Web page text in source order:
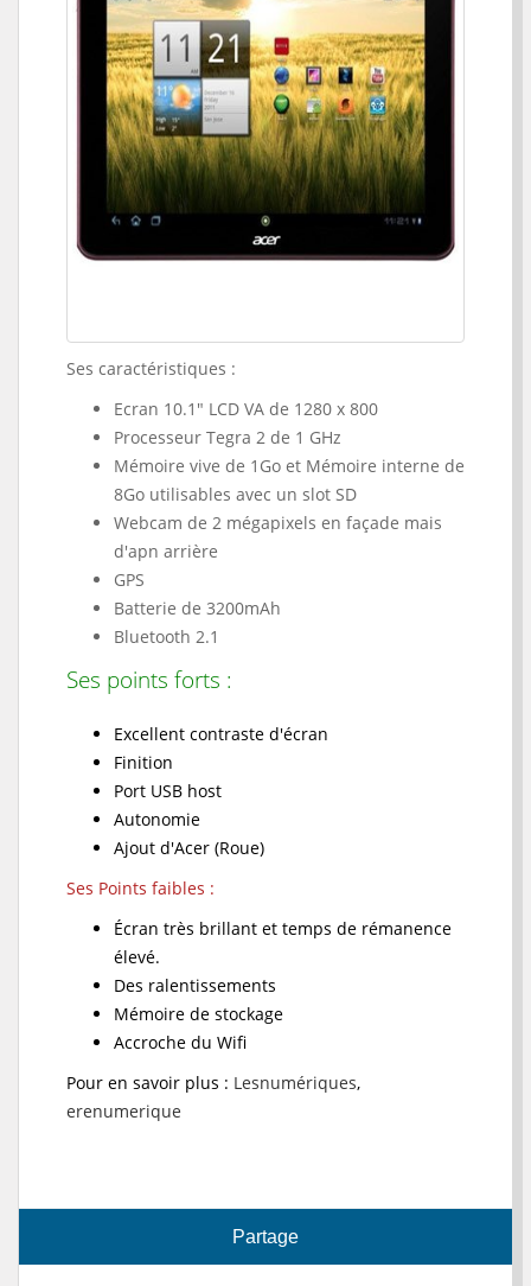
Ses caractéristiques :
Ecran 10.1" LCD VA de 1280 x 800
Processeur Tegra 2 de 1 GHz
Mémoire vive de 1Go et Mémoire interne de
8Go utilisables avec un slot SD
Webcam de 2 mégapixels en façade mais
d'apn arrière
GPS
Batterie de 3200mAh
Bluetooth 2.1
Ses points forts :
Excellent contraste d'écran
Finition
Port USB host
Autonomie
Ajout d'Acer (Roue)
Ses Points faibles :
Écran très brillant et temps de rémanence
élevé.
Des ralentissements
Mémoire de stockage
Accroche du Wifi
Pour en savoir plus : Lesnumériques,
erenumerique
Partage